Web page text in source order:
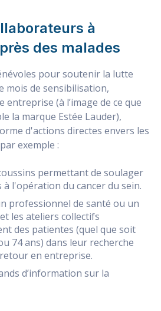
à
des malades
pour soutenir la lutte
mois de sensibilisation,
(à l’image de ce que
la marque Estée Lauder),
d'actions directes envers les
exemple :
permettant de soulager
à l'opération du cancer du sein.
professionnel de santé ou un
les ateliers collectifs
des patientes (quel que soit
74 ans) dans leur recherche
en entreprise.
d’information sur la